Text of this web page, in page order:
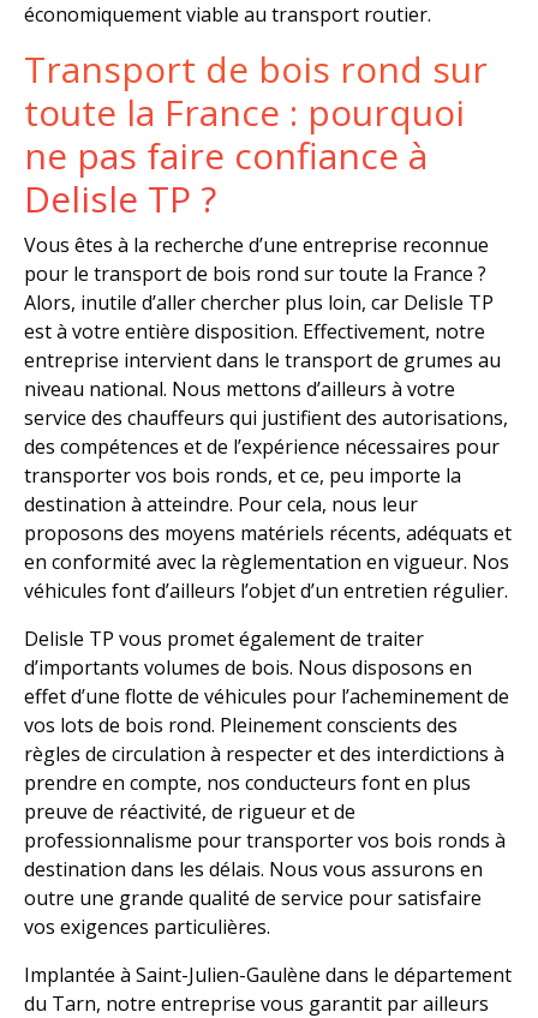
économiquement viable au transport routier.
Transport de bois rond sur
toute la France : pourquoi
ne pas faire confiance à
Delisle TP ?
Vous êtes à la recherche d’une entreprise reconnue
pour le transport de bois rond sur toute la France ?
Alors, inutile d’aller chercher plus loin, car Delisle TP
est à votre entière disposition. Effectivement, notre
entreprise intervient dans le transport de grumes au
niveau national. Nous mettons d’ailleurs à votre
service des chauffeurs qui justifient des autorisations,
des compétences et de l’expérience nécessaires pour
transporter vos bois ronds, et ce, peu importe la
destination à atteindre. Pour cela, nous leur
proposons des moyens matériels récents, adéquats et
en conformité avec la règlementation en vigueur. Nos
véhicules font d’ailleurs l’objet d’un entretien régulier.
Delisle TP vous promet également de traiter
d’importants volumes de bois. Nous disposons en
effet d’une flotte de véhicules pour l’acheminement de
vos lots de bois rond. Pleinement conscients des
règles de circulation à respecter et des interdictions à
prendre en compte, nos conducteurs font en plus
preuve de réactivité, de rigueur et de
professionnalisme pour transporter vos bois ronds à
destination dans les délais. Nous vous assurons en
outre une grande qualité de service pour satisfaire
vos exigences particulières.
Implantée à Saint-Julien-Gaulène dans le département
du Tarn, notre entreprise vous garantit par ailleurs